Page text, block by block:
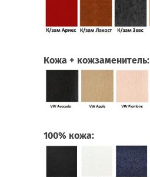
Кожа + кожзаменитель:
100% кожа: